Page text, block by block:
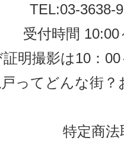
TEL:03-3638-
受付時間
明撮影は10：
ってどんな街
特定商